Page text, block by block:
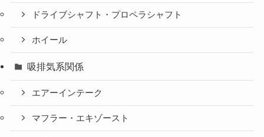
ドライブシャフト・プロペラシャフト
ホイール
吸排気系関係
エアーインテーク
マフラー・エキゾースト